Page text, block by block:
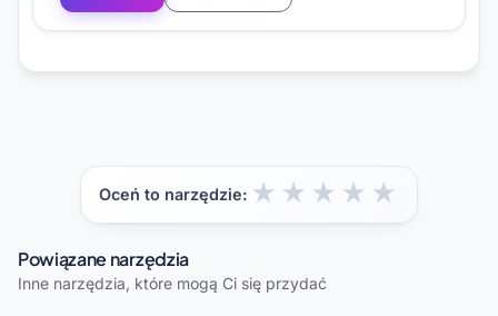
Oceń to narzędzie: ★
★
★
★
★
Powiązane narzędzia
Inne narzędzia, które mogą Ci się przydać